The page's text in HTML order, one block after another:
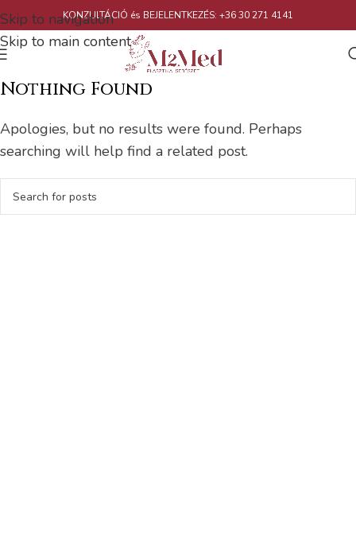
Skip to navigation
Skip to main content
KONZULTÁCIÓ és BEJELENTKEZÉS: +36 30 271 4141
Nothing Found
Apologies, but no results were found. Perhaps
searching will help find a related post.